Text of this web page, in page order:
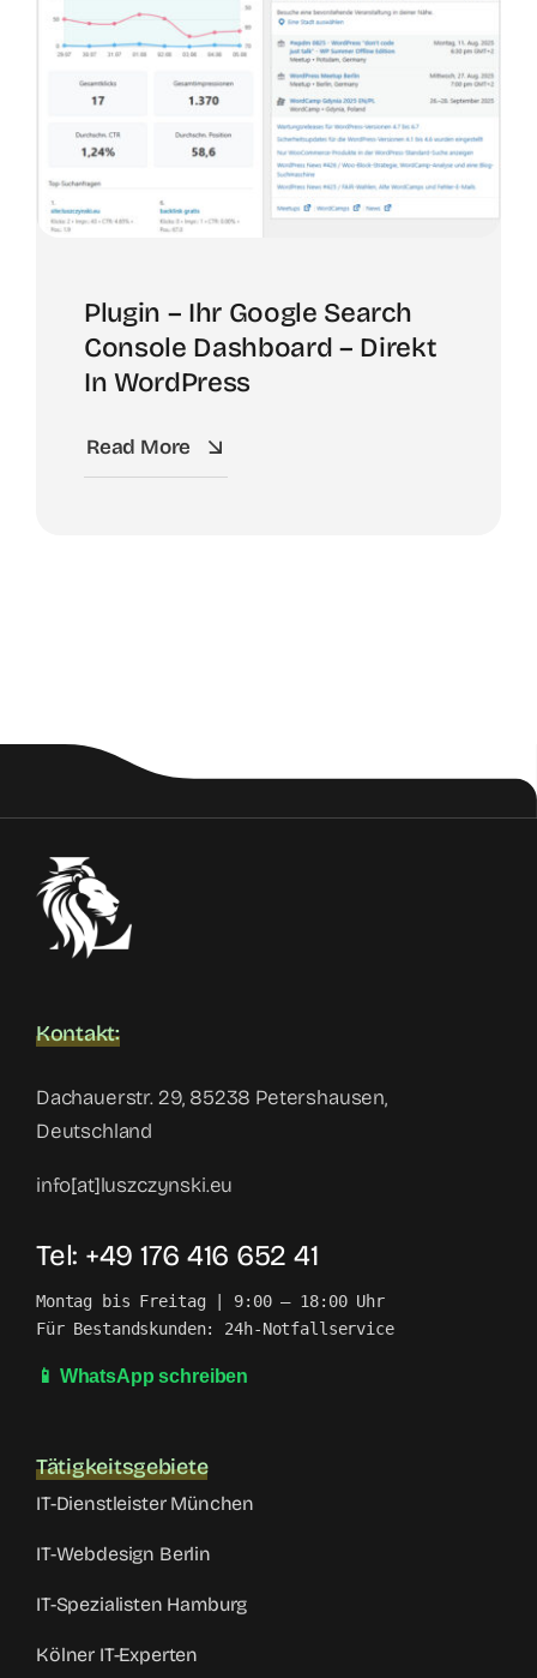
Plugin – Ihr Google Search
Console Dashboard – Direkt
In WordPress
Read More
Kontakt:
Dachauerstr. 29, 85238 Petershausen,
Deutschland
info[at]luszczynski.eu
Tel: +49 176 416 652 41
Montag bis Freitag | 9:00 – 18:00 Uhr
Für Bestandskunden: 24h-Notfallservice
📱 WhatsApp schreiben
Tätigkeitsgebiete
IT-Dienstleister München
IT-Webdesign Berlin
IT-Spezialisten Hamburg
Kölner IT-Experten